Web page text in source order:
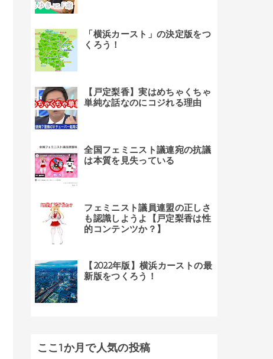
「横浜カースト」の決定版をつ
くろう！
【戸定梨香】実はめちゃくちゃ
単純な話なのにコジれる理由
全国フェミニスト議連宛の抗議
は本質を見失っている
フェミニスト議員連盟の正しさ
も認識しようよ【戸定梨香は性
的コンテンツか？】
【2022年版】横浜カーストの最
新版をつくろう！
ここ1か月で人気の投稿